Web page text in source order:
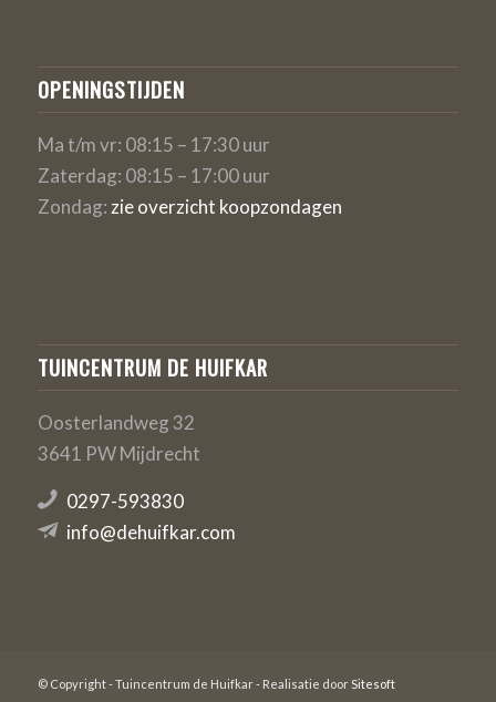
OPENINGSTIJDEN
Ma t/m vr: 08:15 – 17:30 uur
Zaterdag: 08:15 – 17:00 uur
Zondag: zie overzicht koopzondagen
TUINCENTRUM DE HUIFKAR
Oosterlandweg 32
3641 PW Mijdrecht
0297-593830
info@dehuifkar.com
© Copyright - Tuincentrum de Huifkar - Realisatie door Sitesoft